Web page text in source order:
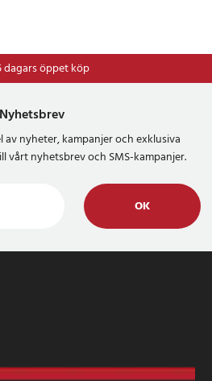
dagars öppet köp
Frakt 49kr *
Nyhetsbrev
nyheter, kampanjer och exklusiva
vårt nyhetsbrev och SMS-kampanjer.
OK